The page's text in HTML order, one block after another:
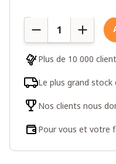
Quantité
Plus de 10 000
Le plus grand stock
Nos clients nous
Pour vous et votre